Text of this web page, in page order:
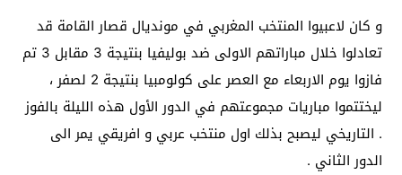
و كان لاعبيوا المنتخب المغربي في مونديال قصار القامة قد
تعادلوا خلال مباراتهم الاولى ضد بوليفيا بنتيجة 3 مقابل 3 تم
فازوا يوم الاربعاء مع العصر على كولومبيا بنتيجة 2 لصفر ،
ليختتموا مباريات مجموعتهم في الدور الأول هذه الليلة بالفوز
. التاريخي ليصبح بذلك اول منتخب عربي و افريقي يمر الى
الدور الثاني .